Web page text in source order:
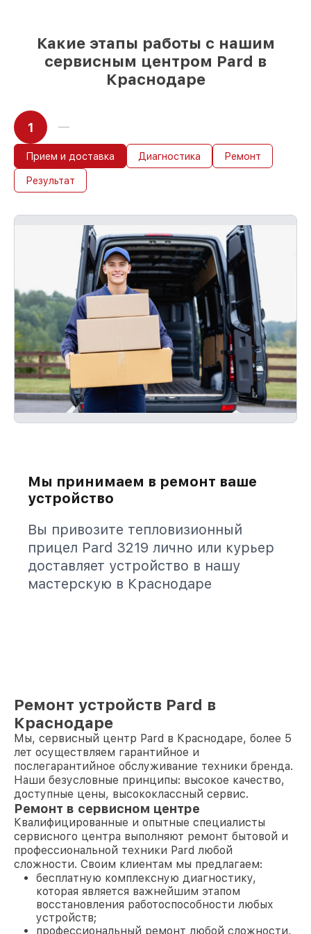
Какие этапы работы с нашим
сервисным центром Pard в
Краснодаре
1
Прием и доставка Диагностика Ремонт
Результат
Мы принимаем в ремонт ваше
устройство
Вы привозите тепловизионный
прицел Pard 3219 лично или курьер
доставляет устройство в нашу
мастерскую в Краснодаре
Ремонт устройств Pard в
Краснодаре
Мы, сервисный центр Pard в Краснодаре, более 5
лет осуществляем гарантийное и
послегарантийное обслуживание техники бренда.
Наши безусловные принципы: высокое качество,
доступные цены, высококлассный сервис.
Ремонт в сервисном центре
Квалифицированные и опытные специалисты
сервисного центра выполняют ремонт бытовой и
профессиональной техники Pard любой
сложности. Своим клиентам мы предлагаем:
бесплатную комплексную диагностику,
которая является важнейшим этапом
восстановления работоспособности любых
устройств;
профессиональный ремонт любой сложности,